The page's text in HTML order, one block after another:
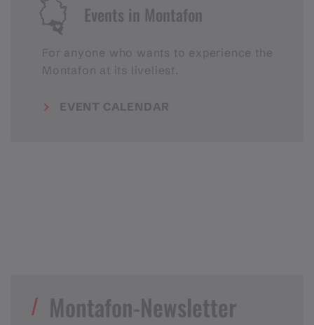
Events in Montafon
For anyone who wants to experience the
Montafon at its liveliest.
EVENT CALENDAR
Montafon-Newsletter